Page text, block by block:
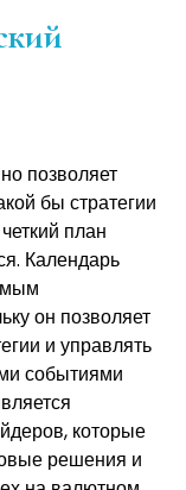
позволяет
бы стратегии
план
Календарь
он позволяет
и управлять
событиями
которые
решения и